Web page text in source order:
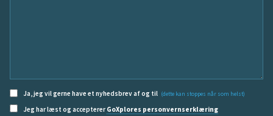
Ja, jeg vil gerne have et nyhedsbrev af og til (dette kan stoppes når som helst)
Jeg har læst og accepterer GoXplores personvernserklæring